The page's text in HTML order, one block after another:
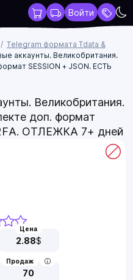
Войти
Telegram формата Tdata &
аккаунты. Великобритания.
SESSION + JSON. ЕСТЬ
Великобритания.
доп. формат
ОТЛЕЖКА 7+ дней
Цена
2.88$
Продаж
70